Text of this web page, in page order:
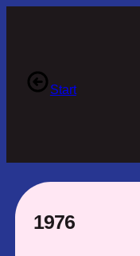
inhoud
Start
1976